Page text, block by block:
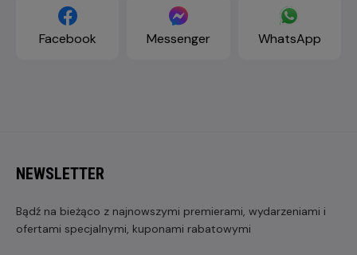
Facebook Messenger WhatsApp
NEWSLETTER
Bądź na bieżąco z najnowszymi premierami, wydarzeniami i
ofertami specjalnymi, kuponami rabatowymi